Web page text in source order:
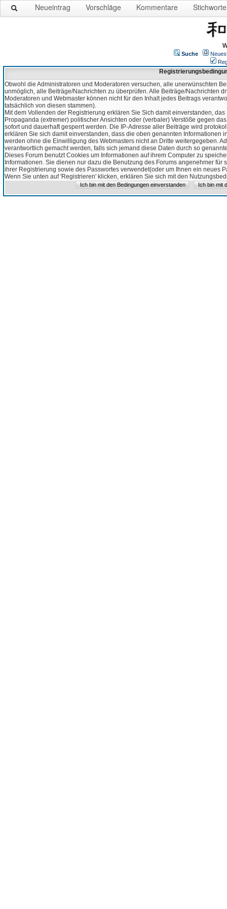
Neueintrag Vorschläge Kommentare Stichworte
Suche
Obwohl die Administratoren und Moderatoren versuchen, alle unerwünschten
unmöglich, alle Beiträge/Nachrichten zu überprüfen. Alle Beiträge/Nachrichten
Moderatoren und Webmaster können nicht für den Inhalt jedes Beitrags
tatsächlich von diesen stammen).
Mit dem Vollenden der Registrierung erklären Sie Sich damit einverstanden,
Propaganda (extremer) politischer Ansichten oder (verbaler) Verstöße gegen
sofort und dauerhaft gesperrt werden. Die IP-Adresse aller Beiträge wird
erklären Sie sich damit einverstanden, dass die oben genannten Informationen
werden ohne die Einwilligung des Webmasters nicht an Dritte weitergegeben.
verantwortlich gemacht werden, falls sich jemand diese Daten durch so
Dieses Forum benutzt Cookies um Informationen auf ihrem Computer zu
Informationen. Sie dienen nur dazu die Benutzung des Forums angenehmer
ihrer Registrierung sowie des Passwortes verwendet(oder um Ihnen ein neues
Wenn Sie unten auf 'Registrieren' klicken, erklären Sie sich mit den